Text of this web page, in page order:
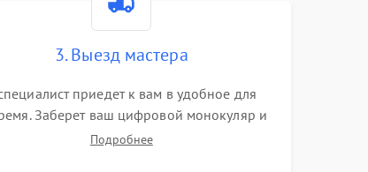
3. Выезд мастера
приедет к вам в удобное для
Заберет ваш цифровой монокуляр и
на склад для диагностики.
Подробнее